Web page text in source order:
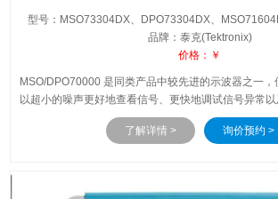
型号：MSO73304DX、DPO73304DX、
品牌：泰克(Tektronix)
价格：￥
MSO/DPO70000 是同类产品中较先进的示波器之一
以超小的噪声更好地查看信号、更快地调试信号异常
具进行自动一致性测试和其他验证。
了解详情 >
询价预约 >